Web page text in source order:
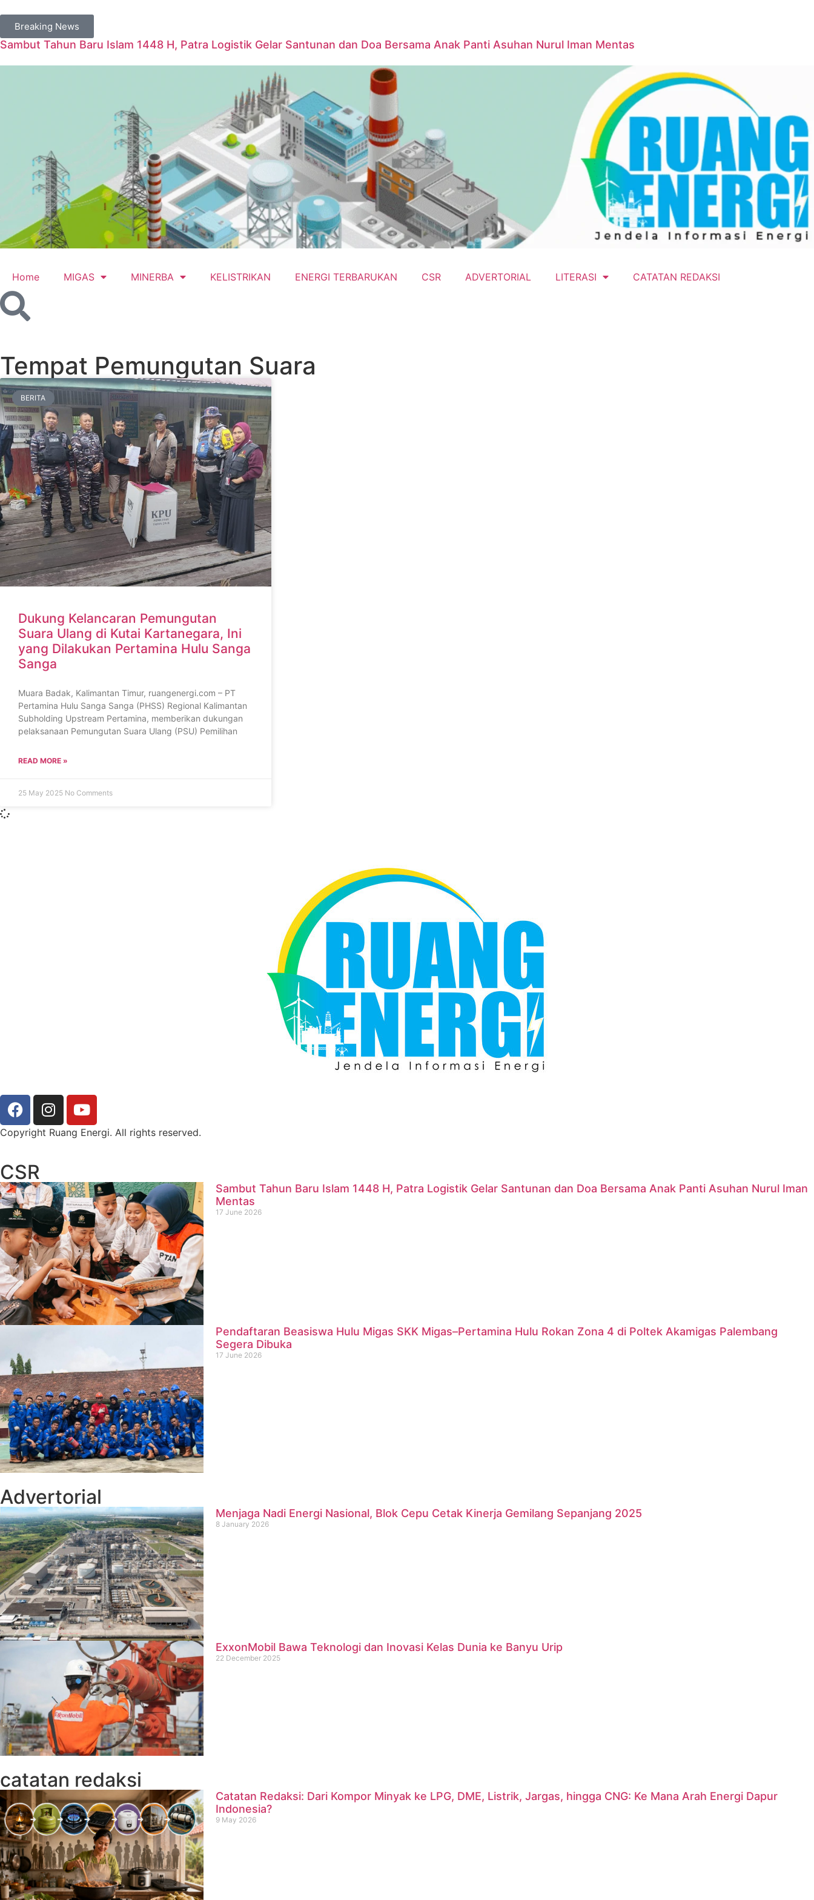
Breaking News
Sambut Tahun Baru Islam 1448 H, Patra Logistik Gelar Santunan dan Doa Bersama Anak Panti Asuhan Nurul Iman Mentas
Home MIGAS MINERBA KELISTRIKAN ENERGI TERBARUKAN CSR ADVERTORIAL LITERASI CATATAN REDAKSI
Tempat Pemungutan Suara
BERITA
Dukung Kelancaran Pemungutan
Suara Ulang di Kutai Kartanegara, Ini
yang Dilakukan Pertamina Hulu Sanga
Sanga
Muara Badak, Kalimantan Timur, ruangenergi.com – PT
Pertamina Hulu Sanga Sanga (PHSS) Regional Kalimantan
Subholding Upstream Pertamina, memberikan dukungan
pelaksanaan Pemungutan Suara Ulang (PSU) Pemilihan
READ MORE »
25 May 2025 No Comments
Copyright Ruang Energi. All rights reserved.
CSR
Sambut Tahun Baru Islam 1448 H, Patra Logistik Gelar Santunan dan Doa Bersama Anak Panti Asuhan Nurul Iman
Mentas
17 June 2026
Pendaftaran Beasiswa Hulu Migas SKK Migas–Pertamina Hulu Rokan Zona 4 di Poltek Akamigas Palembang
Segera Dibuka
17 June 2026
Advertorial
Menjaga Nadi Energi Nasional, Blok Cepu Cetak Kinerja Gemilang Sepanjang 2025
8 January 2026
ExxonMobil Bawa Teknologi dan Inovasi Kelas Dunia ke Banyu Urip
22 December 2025
catatan redaksi
Catatan Redaksi: Dari Kompor Minyak ke LPG, DME, Listrik, Jargas, hingga CNG: Ke Mana Arah Energi Dapur
Indonesia?
9 May 2026